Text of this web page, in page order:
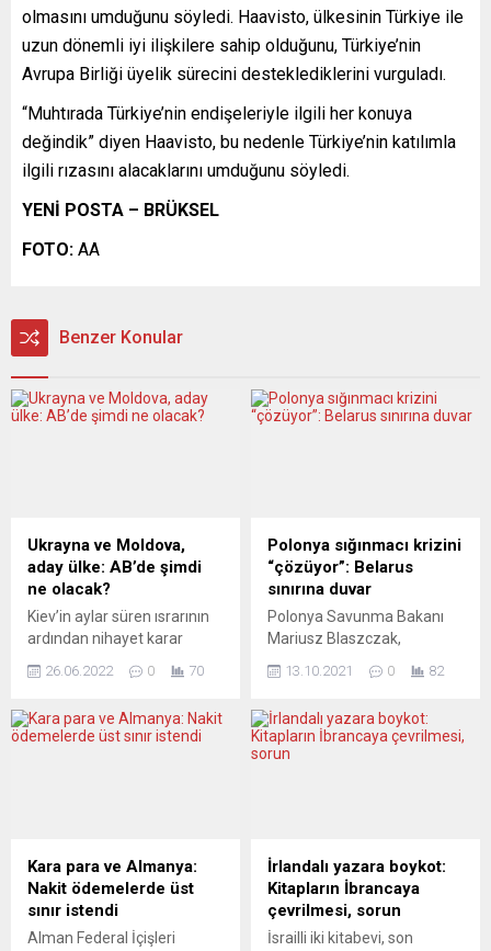
olmasını umduğunu söyledi. Haavisto, ülkesinin Türkiye ile
uzun dönemli iyi ilişkilere sahip olduğunu, Türkiye’nin
Avrupa Birliği üyelik sürecini desteklediklerini vurguladı.
“Muhtırada Türkiye’nin endişeleriyle ilgili her konuya
değindik” diyen Haavisto, bu nedenle Türkiye’nin katılımla
ilgili rızasını alacaklarını umduğunu söyledi.
YENİ POSTA – BRÜKSEL
FOTO: AA
Benzer Konular
Ukrayna ve Moldova,
aday ülke: AB’de şimdi
ne olacak?
Kiev’in aylar süren ısrarının
ardından nihayet karar
gerçekleştirilen AB
Moldova aday ülke ilan
ilerleme kaydedilemedi.
Avrupa basını, Brüksel’in
AB’nin genişlemesi
irdeliyor. GOŚĆ NIEDZIELNY
26.06.2022 0 70
Polonya sığınmacı krizini
“çözüyor”: Belarus
sınırına duvar
Polonya Savunma Bakanı
Mariusz Blaszczak,
yaşanan sığınmacı krizi
duvar örülmesi için meclise
yasa tasarısı sunacağını
tasarısının içişleri
bakanlığınca
hazırlanacağını, bazı yasal
sorunlardan ötürü bu
hususta tasarı
13.10.2021 0 82
Kara para ve Almanya:
Nakit ödemelerde üst
sınır istendi
Alman Federal İçişleri
İrlandalı yazara boykot:
Kitapların İbrancaya
çevrilmesi, sorun
İsrailli iki kitabevi, son